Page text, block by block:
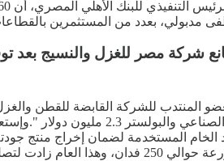
بعدد من المستثمرين بالقطاعات
شركة مصر للغزل والنسيج بعد توقف 12
الخام المستخدمة لضمان إخراج منتج